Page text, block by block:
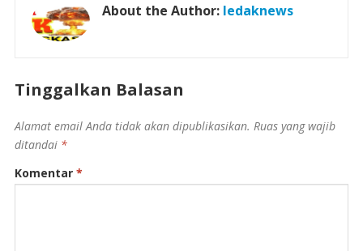
About the Author: ledaknews
Tinggalkan Balasan
Alamat email Anda tidak akan dipublikasikan. Ruas yang wajib
ditandai *
Komentar *